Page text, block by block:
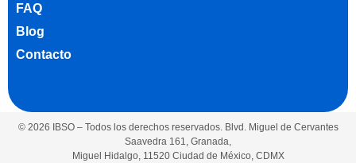
FAQ
Blog
Contacto
© 2026 IBSO – Todos los derechos reservados. Blvd. Miguel de Cervantes
Saavedra 161, Granada,
Miguel Hidalgo, 11520 Ciudad de México, CDMX